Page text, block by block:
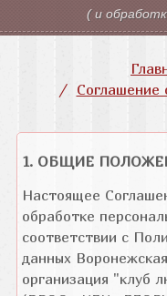
( и
Соглашение
1. ОБЩИЕ
Настоящее
обработке
соответствии с
данных
организация "клуб